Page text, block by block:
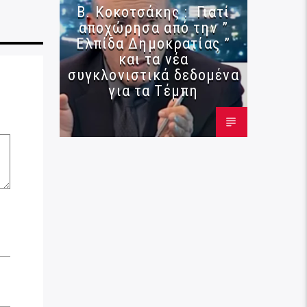
Β. Κοκοτσάκης : Γιατί
αποχώρησα από την ”
Ελπίδα Δημοκρατίας ”
και τα νέα
συγκλονιστικά δεδομένα
για τα Τέμπη